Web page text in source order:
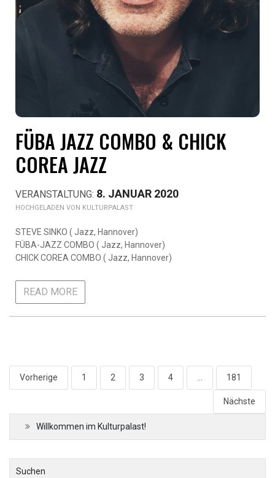
FÜBA JAZZ COMBO & CHICK
COREA JAZZ
8. JANUAR 2020
KULTURPALAST
STEVE SINKO ( Jazz, Hannover)
FÜBA-JAZZ COMBO ( Jazz, Hannover)
CHICK COREA COMBO ( Jazz, Hannover)
READ MORE
Seitennummerierung
Beiträge
Vorherige 1 2 3 4 … 181
Nächste
Willkommen im Kulturpalast!
Suchen